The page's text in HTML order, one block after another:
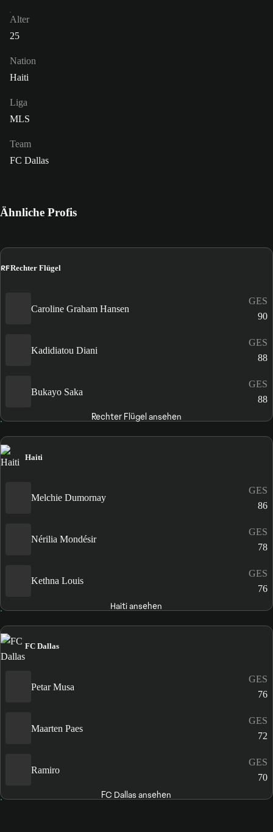
Alter
25
Nation
Haiti
Liga
MLS
Team
FC Dallas
Ähnliche Profis
RFRechter Flügel
Caroline Graham Hansen
GES
90
Kadidiatou Diani
GES
88
Bukayo Saka
GES
88
Rechter Flügel ansehen
Haiti
Melchie Dumornay
GES
86
Nérilia Mondésir
GES
78
Kethna Louis
GES
76
Haiti ansehen
FC Dallas
Petar Musa
GES
76
Maarten Paes
GES
72
Ramiro
GES
70
FC Dallas ansehen